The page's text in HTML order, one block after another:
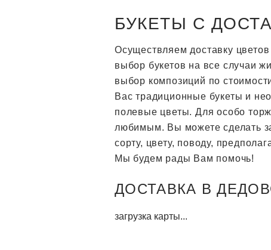
БУКЕТЫ С
Осуществляем доставку
выбор букетов на все случаи
выбор композиций по
Вас традиционные букеты и
полевые цветы. Для особо
любимым. Вы можете сделать
сорту, цвету, поводу,
Мы будем рады Вам помочь!
ДОСТАВКА В
загрузка карты...